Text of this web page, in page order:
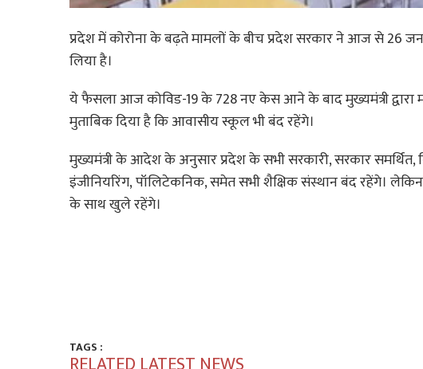
प्रदेश मेंकोरोनाके बढ़ते मामलों के बीच प्रदेश सरकार ने आज से 26
लियाहै।
ये फैसला आजकोविड-19 के 728 नए केस आने के बाद मुख्यमंत्री
मुताबिक दियाहैकि आवासीय स्कूल भी बंद रहेंगे।
मुख्यमंत्री के आदेश के अनुसार प्रदेश के सभी सरकारी, सरकारसमर्थित,
इंजीनियरिंग,पॉलिटेकनिक, समेत सभी शैक्षिक संस्थान बंद रहेंगे। लेकिन
के साथ खुले रहेंगे।
TAGS :